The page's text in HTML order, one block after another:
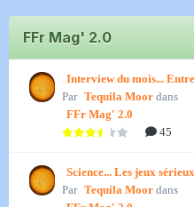
FFr Mag' 2.0
Interview du mois...
Par Tequila Moor dans
FFr Mag' 2.0
45
Science... Les jeux
Par Tequila Moor dans